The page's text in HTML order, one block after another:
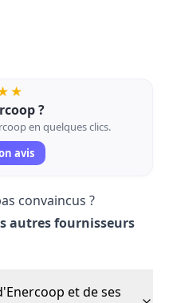
?
en quelques clics.
avis
convaincus ?
autres fournisseurs
et de ses